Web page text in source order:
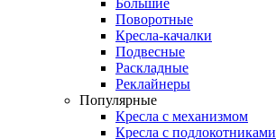
Большие
Поворотные
Кресла-качалки
Подвесные
Раскладные
Реклайнеры
Популярные
Кресла с механизмом
Кресла с подлокотниками